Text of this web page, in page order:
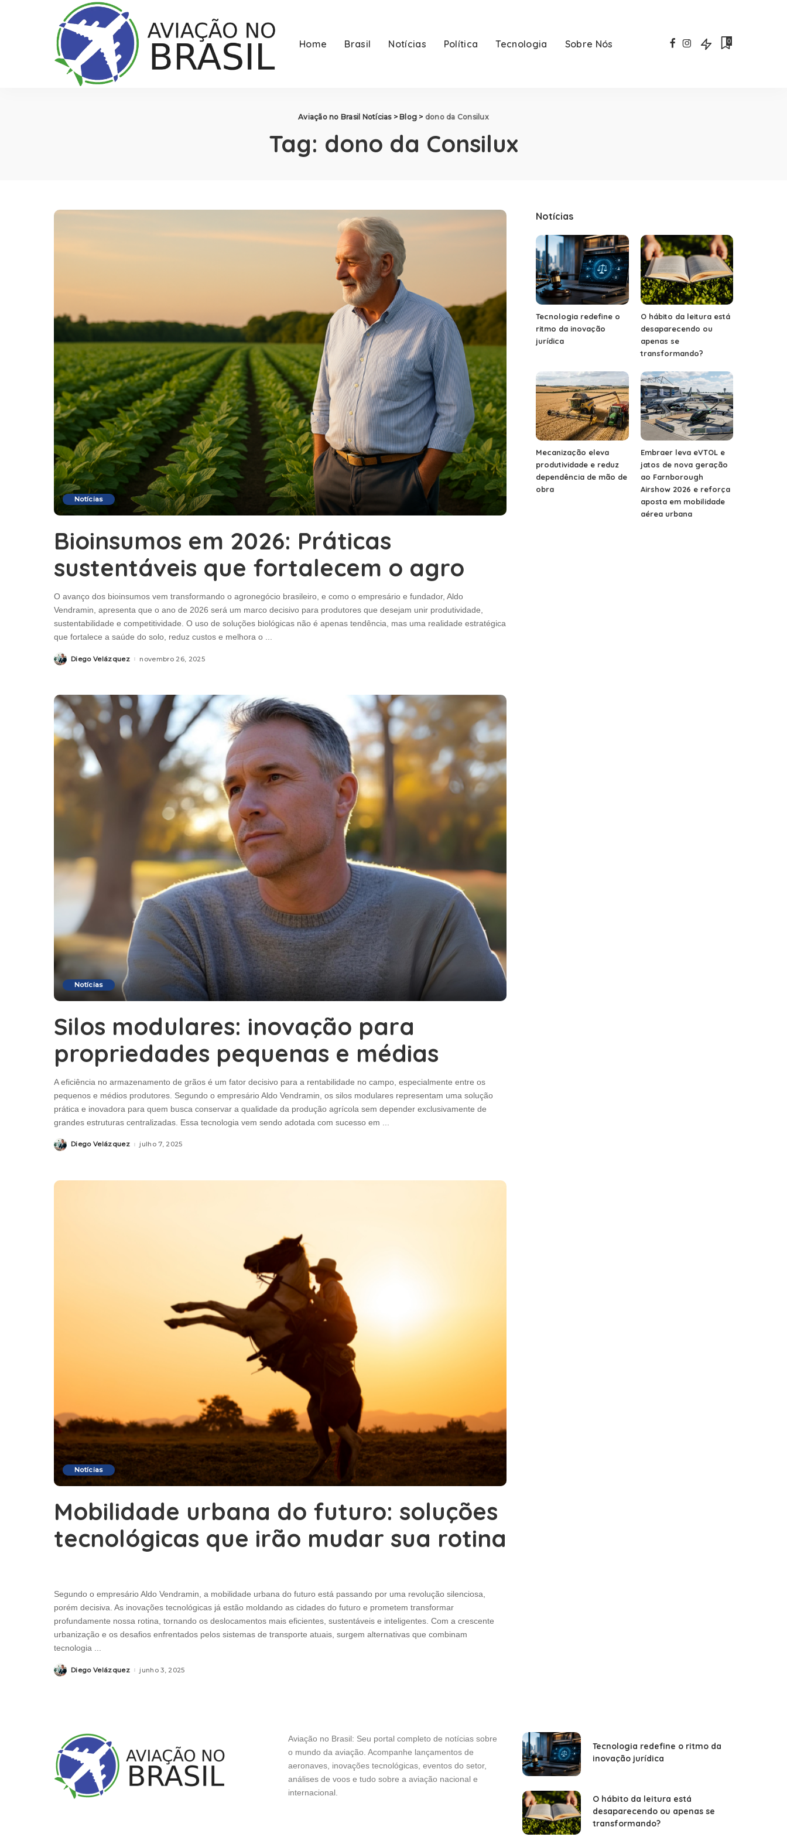
Home Brasil Notícias Política Tecnologia Sobre Nós 0
Aviação no Brasil Notícias> Blog > dono da Consilux
Tag: dono da Consilux
Notícias
Bioinsumos em 2026: Práticas
sustentáveis que fortalecem o agro
O avanço dos bioinsumos vem transformando o agronegócio brasileiro, e como o empresário e fundador, Aldo
Vendramin, apresenta que o ano de 2026 será um marco decisivo para produtores que desejam unir produtividade,
sustentabilidade e competitividade. O uso de soluções biológicas não é apenas tendência, mas uma realidade estratégica
que fortalece a saúde do solo, reduz custos e melhora o ...
Posted
by
Diego Velázquez novembro 26, 2025
Notícias
Silos modulares: inovação para
propriedades pequenas e médias
A eficiência no armazenamento de grãos é um fator decisivo para a rentabilidade no campo, especialmente entre os
pequenos e médios produtores. Segundo o empresário Aldo Vendramin, os silos modulares representam uma solução
prática e inovadora para quem busca conservar a qualidade da produção agrícola sem depender exclusivamente de
grandes estruturas centralizadas. Essa tecnologia vem sendo adotada com sucesso em
Posted
by
Diego Velázquez julho 7, 2025
Notícias
Mobilidade urbana do futuro: soluções
tecnológicas que irão mudar sua rotina
Segundo o empresário Aldo Vendramin, a mobilidade urbana do futuro está passando por uma revolução silenciosa,
porém decisiva. As inovações tecnológicas já estão moldando as cidades do futuro e prometem transformar
profundamente nossa rotina, tornando os deslocamentos mais eficientes, sustentáveis e inteligentes. Com a crescente
urbanização e os desafios enfrentados pelos sistemas de transporte atuais, surgem alternativas que combinam
tecnologia ...
Posted
by
Diego Velázquez junho 3, 2025
Notícias
Tecnologia redefine o
ritmo da inovação
jurídica
O hábito da leitura está
desaparecendo ou
apenas se
transformando?
Mecanização eleva
produtividade e reduz
dependência de mão de
obra
Embraer leva eVTOL e
jatos de nova geração
ao Farnborough
Airshow 2026 e reforça
aposta em mobilidade
aérea urbana
Aviação no Brasil: Seu portal completo de notícias sobre
o mundo da aviação. Acompanhe lançamentos de
aeronaves, inovações tecnológicas, eventos do setor,
análises de voos e tudo sobre a aviação nacional e
internacional.
Tecnologia redefine o ritmo da
inovação jurídica
O hábito da leitura está
desaparecendo ou apenas se
transformando?